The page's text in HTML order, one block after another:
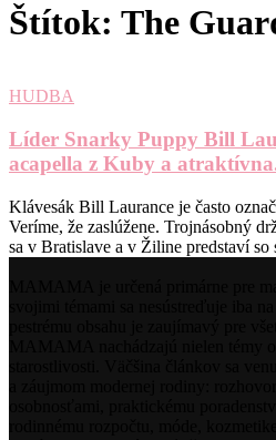
Štítok: The
HUDBA
Líder Snarky Puppy Bill
acapella z Kuby a
Klávesák Bill Laurance je často
Veríme, že zaslúžene. Trojnásobný
sa v Bratislave a v Žiline predstaví